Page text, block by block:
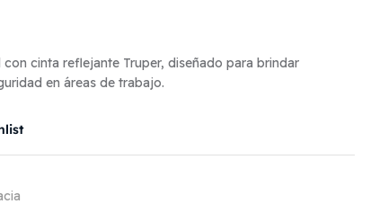
cinta reflejante Truper, diseñado para brindar
en áreas de trabajo.